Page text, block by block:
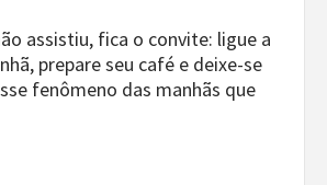
assistiu, fica o convite: ligue a
prepare seu café e deixe-se
fenômeno das manhãs que